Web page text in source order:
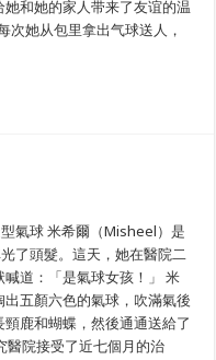
和她的家人带来了友谊的温
她从包里拿出气球送人，
氣球 米希爾（Misheel）是
了頭髮。這天，她在醫院二
道：「是氣球女孩！」 米
五顏六色的氣球，吹滿氣後
鹿和蝴蝶，然後通通送給了
醫院接受了近七個月的治